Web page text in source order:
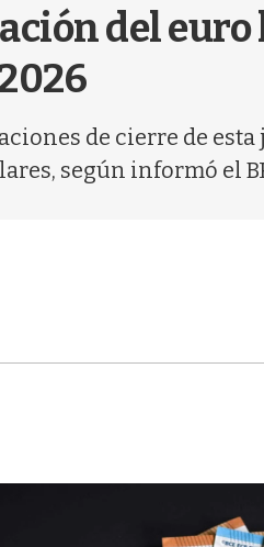
del
de cierre de
según informó el